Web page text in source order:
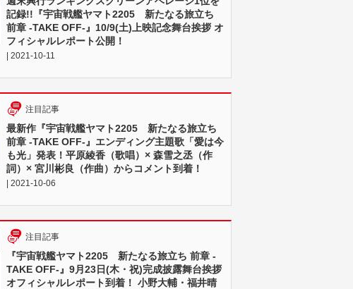
記録!!『宇宙戦艦ヤマト2205 新たなる旅立ち
前章 -TAKE OFF-』10/9(土)上映記念舞台挨拶 オ
フィシャルレポート公開！
| 2021-10-11
注目記事
最新作『宇宙戦艦ヤマト2205 新たなる旅立ち
前章 -TAKE OFF-』エンディング主題歌「愛は今
も光」発表！平原綾香（歌唱）× 森雪之丞（作
詞）× 宮川彬良（作曲）からコメント到着！
| 2021-10-06
注目記事
『宇宙戦艦ヤマト2205 新たなる旅立ち 前章 -
TAKE OFF-』9月23日(木・祝)完成披露舞台挨拶
オフィシャルレポート到着！ 小野大輔・福井晴